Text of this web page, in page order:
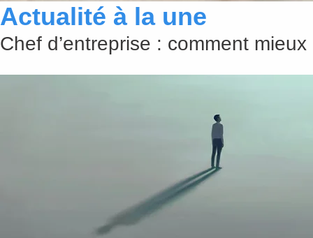
Actualité à la une
Chef d’entreprise : comment